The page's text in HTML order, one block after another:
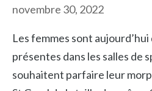
novembre 30, 2022
Les femmes sont aujourd’hui
présentes dans les salles de
souhaitent parfaire leur